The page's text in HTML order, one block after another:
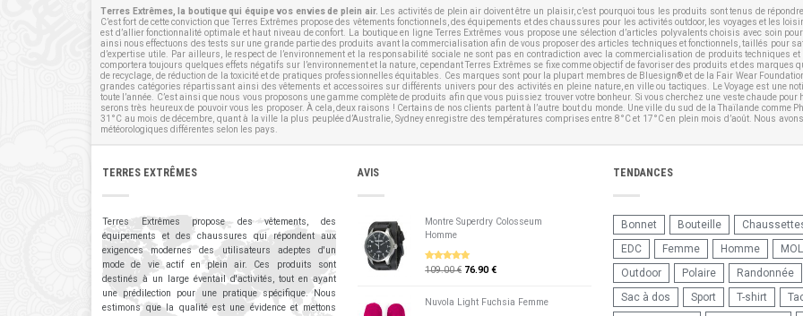
Terres Extrêmes, la boutique qui équipe vos envies de plein air.
Les activités de plein air doivent être un plaisir, c’est pourquoi tous les produits sont tenus de
C’est fort de cette conviction que Terres Extrêmes propose des vêtements fonctionnels, des équipements et des chaussures pour les activités outdoor, les voyages et les
est d’allier fonctionnalité optimale et haut niveau de confort. La boutique en ligne Terres Extrêmes vous propose une sélection d’articles polyvalents choisis avec soin
ainsi nous effectuons des tests sur une grande partie des produits avant la commercialisation afin de vous proposer des articles techniques et fonctionnels, taillés pour
d’expertise utile. Par ailleurs, le respect de l’environnement et la responsabilité sociale ne sont pas en contradiction avec la commercialisation de produits techniques
comportera toujours quelques effets négatifs sur l’environnement et la nature, cependant Terres Extrêmes se fixe comme objectif de favoriser des produits et des
de recyclage, de réduction de la toxicité et de pratiques professionnelles équitables. Ces marques sont pour la plupart membres de Bluesign®et de la Fair Wear
grandes catégories répartissant ainsi des vêtements et accessoires sur différents univers pour des activités en pleine nature, en ville ou tactiques. Le Voyage est une
toute l’année. C’est ainsi que nous vous proposons une gamme complète de produits afin que vous puissiez trouver votre bonheur. Si vous cherchez une veste chaude pour
serons très heureux de pouvoir vous les proposer. À cela, deux raisons ! Certains de nos clients partent à l’autre bout du monde. Une ville du sud de la Thaïlande comme
31°C au mois de décembre, quant à la ville la plus peuplée d’Australie, Sydney enregistre des températures comprises entre 8°C et 17°C en plein mois d’août. Nous
météorologiques différentes selon les pays.
TERRES EXTRÊMES
Terres Extrêmes propose des vêtements, des
équipements et des chaussures qui répondent aux
exigences modernes des utilisateurs adeptes d'un
mode de vie actif en plein air. Ces produits sont
destinés à un large éventail d'activités, tout en ayant
une prédilection pour une pratique spécifique. Nous
estimons que la qualité est une évidence et mettons
AVIS
Montre Superdry Colosseum
Homme
5sur 5
109.00 € 76.90 €
Nuvola Light Fuchsia Femme
TENDANCES
Bonnet Bouteille
EDC
Femme Homme
Outdoor
Polaire Randonnée
Sac à dos
Sport T-shirt